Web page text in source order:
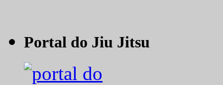
Portal do Jiu Jitsu